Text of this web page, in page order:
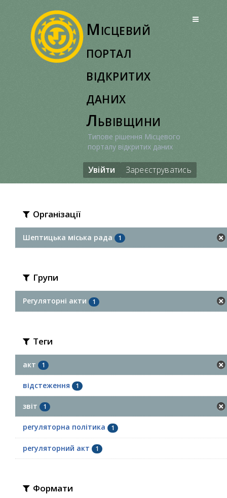
Місцевий
портал
відкритих
даних
Львівщини
Типове рішення Місцевого
порталу відкритих даних
Увійти Зареєструватись
Організації
Шептицька міська рада 1
Групи
Регуляторні акти 1
Теги
акт 1
відстеження 1
звіт 1
регуляторна політика 1
регуляторний акт 1
Формати